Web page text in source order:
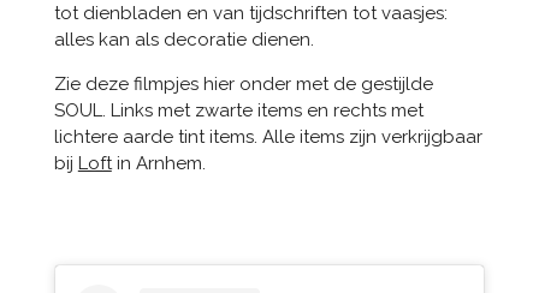
tot dienbladen en van tijdschriften tot vaasjes:
alles kan als decoratie dienen.
Zie deze filmpjes hier onder met de gestijlde
SOUL. Links met zwarte items en rechts met
lichtere aarde tint items. Alle items zijn verkrijgbaar
bij Loftin Arnhem.